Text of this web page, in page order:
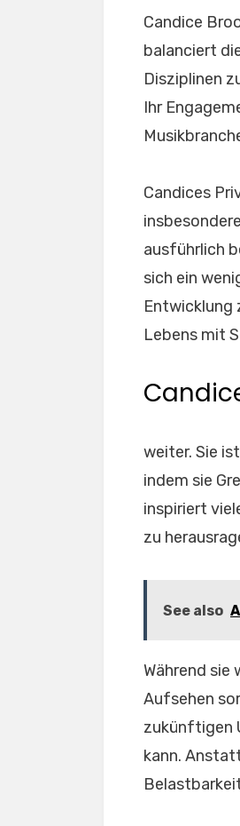
Candice
balanciert
Disziplinen
Ihr
Candices
ausführlich
sich ein
Entwicklung
Lebens mit
weiter. Sie
indem sie
inspiriert
zu
See also
Während sie
Aufsehen
zukünftigen
kann.